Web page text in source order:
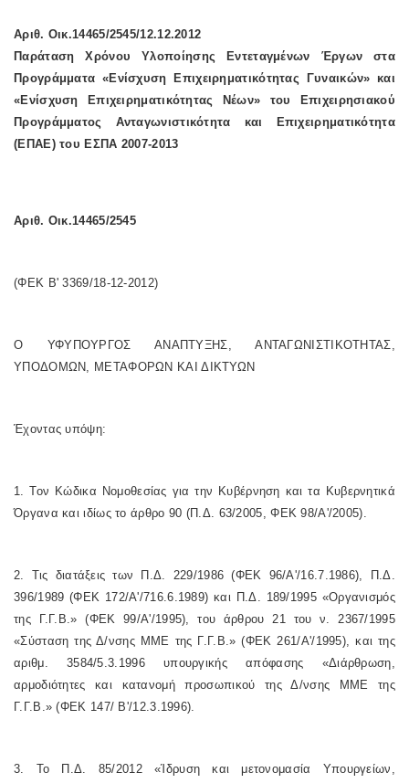
Αριθ. Οικ.14465/2545/12.12.2012
Παράταση Χρόνου Υλοποίησης Εντεταγμένων Έργων στα
Προγράμματα «Ενίσχυση Επιχειρηματικότητας Γυναικών» και
«Ενίσχυση Επιχειρηματικότητας Νέων» του Επιχειρησιακού
Προγράμματος Ανταγωνιστικότητα και Επιχειρηματικότητα
(ΕΠΑΕ) του ΕΣΠΑ 2007-2013
Αριθ. Οικ.14465/2545
(ΦΕΚ Β' 3369/18-12-2012)
Ο ΥΦΥΠΟΥΡΓΟΣ ΑΝΑΠΤΥΞΗΣ, ΑΝΤΑΓΩΝΙΣΤΙΚΟΤΗΤΑΣ,
ΥΠΟΔΟΜΩΝ, ΜΕΤΑΦΟΡΩΝ ΚΑΙ ΔΙΚΤΥΩΝ
Έχοντας υπόψη:
1. Τον Κώδικα Νομοθεσίας για την Κυβέρνηση και τα Κυβερνητικά
Όργανα και ιδίως το άρθρο 90 (Π.Δ. 63/2005, ΦΕΚ 98/Α'/2005).
2. Τις διατάξεις των Π.Δ. 229/1986 (ΦΕΚ 96/Α'/16.7.1986), Π.Δ.
396/1989 (ΦΕΚ 172/Α'/716.6.1989) και Π.Δ. 189/1995 «Οργανισμός
της Γ.Γ.Β.» (ΦΕΚ 99/Α'/1995), του άρθρου 21 του ν. 2367/1995
«Σύσταση της Δ/νσης ΜΜΕ της Γ.Γ.Β.» (ΦΕΚ 261/Α'/1995), και της
αριθμ. 3584/5.3.1996 υπουργικής απόφασης «Διάρθρωση,
αρμοδιότητες και κατανομή προσωπικού της Δ/νσης ΜΜΕ της
Γ.Γ.Β.» (ΦΕΚ 147/ Β'/12.3.1996).
3. Το Π.Δ. 85/2012 «Ίδρυση και μετονομασία Υπουργείων,